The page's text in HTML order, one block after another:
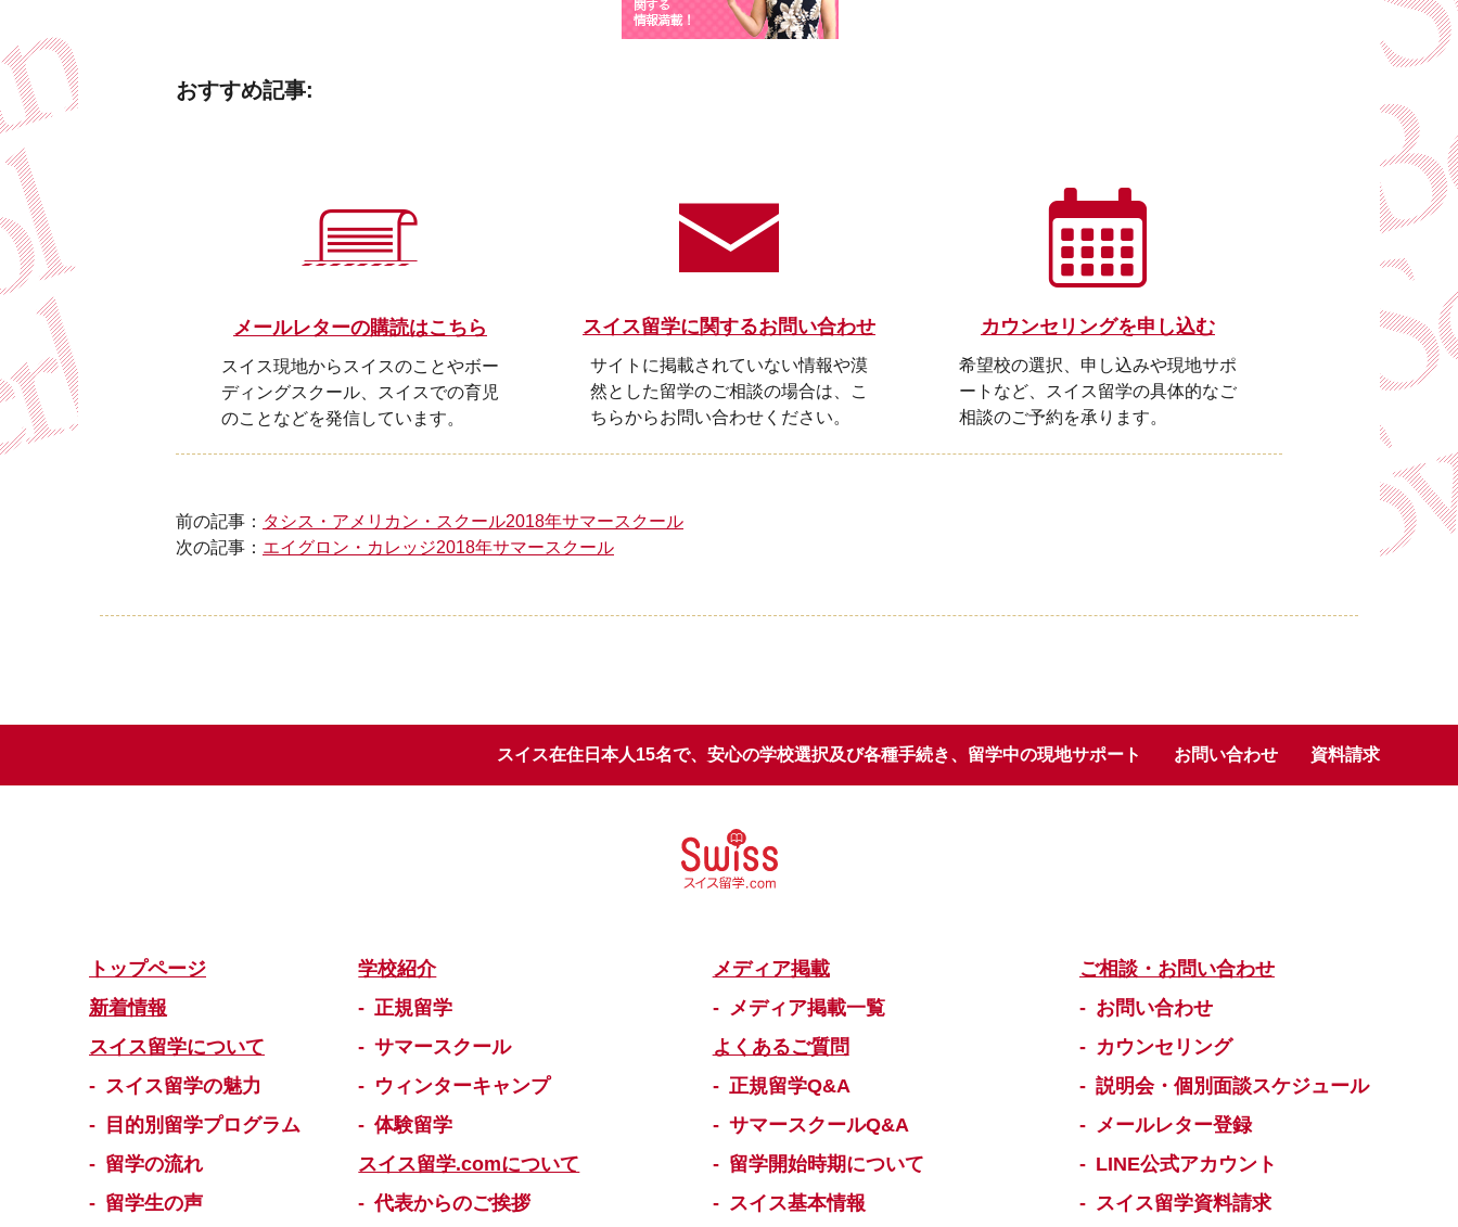
おすすめ記事:
メールレターの購読はこちら
スイス現地からスイスのことやボー
ディングスクール、スイスでの育児
のことなどを発信しています。
スイス留学に関するお問い合わせ
サイトに掲載されていない情報や漠
然とした留学のご相談の場合は、こ
ちらからお問い合わせください。
カウンセリングを申し込む
希望校の選択、申し込みや現地サポ
ートなど、スイス留学の具体的なご
相談のご予約を承ります。
前の記事： タシス・アメリカン・スクール2018年サマースクール
次の記事： エイグロン・カレッジ2018年サマースクール
スイス在住日本人15名で、安心の学校選択及び各種手続き、留学中の現地サポート お問い合わせ 資料請求
トップページ
新着情報
スイス留学について
スイス留学の魅力
目的別留学プログラム
留学の流れ
留学生の声
学校紹介
正規留学
サマースクール
ウィンターキャンプ
体験留学
スイス留学.comについて
代表からのご挨拶
メディア掲載
メディア掲載一覧
よくあるご質問
正規留学Q&A
サマースクールQ&A
留学開始時期について
スイス基本情報
ご相談・お問い合わせ
お問い合わせ
カウンセリング
説明会・個別面談スケジュール
メールレター登録
LINE公式アカウント
スイス留学資料請求